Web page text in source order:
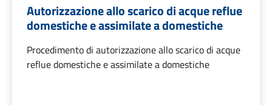
Autorizzazione allo scarico di acque reflue
domestiche e assimilate a domestiche
Procedimento di autorizzazione allo scarico di acque
reflue domestiche e assimilate a domestiche